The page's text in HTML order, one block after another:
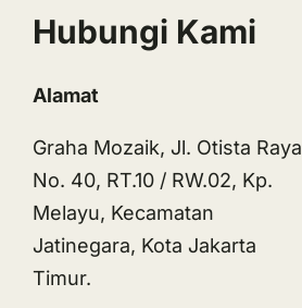
Hubungi Kami
Alamat
Graha Mozaik, Jl. Otista Raya
No. 40, RT.10 / RW.02, Kp.
Melayu, Kecamatan
Jatinegara, Kota Jakarta
Timur.